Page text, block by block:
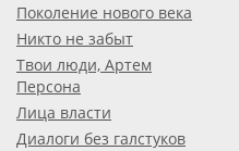
Поколение нового века
Никто не забыт
Твои люди, Артем
Персона
Лица власти
Диалоги без галстуков